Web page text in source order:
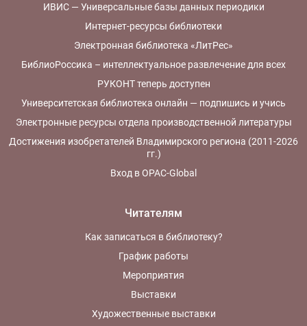
ИВИС — Универсальные базы данных периодики
Интернет-ресурсы библиотеки
Электронная библиотека «ЛитРес»
БиблиоРоссика – интеллектуальное развлечение для всех
РУКОНТ теперь доступен
Университетская библиотека онлайн — подпишись и учись
Электронные ресурсы отдела производственной литературы
Достижения изобретателей Владимирского региона (2011-2026
гг.)
Вход в OPAC-Global
Читателям
Как записаться в библиотеку?
График работы
Мероприятия
Выставки
Художественные выставки